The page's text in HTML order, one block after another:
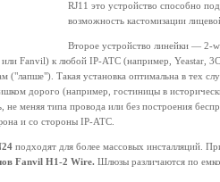
RJ11 это устройство способно
возможность кастомизации
Второе устройство линейки — 2-
Fanvil) к любой IP-АТС (например, Yeastar,
Такая установка оптимальна в тех
дорого (например, гостиницы в
не меняя типа провода или без построения
и со стороны IP-АТС.
подходят для более массовых инсталляций.
Fanvil H1-2 Wire. Шлюзы различаются по